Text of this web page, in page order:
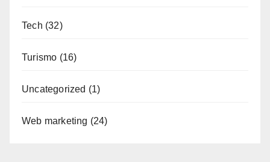
Tech (32)
Turismo (16)
Uncategorized (1)
Web marketing (24)